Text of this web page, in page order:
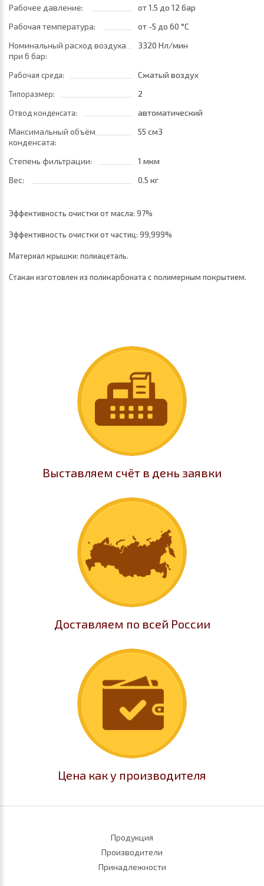
Рабочее давление: от 1.5 до 12 бар
Рабочая температура:
от -5 до 60 °C
Номинальный расход воздуха
при 6 бар:
3320 Нл/мин
Рабочая среда: Сжатый воздух
Типоразмер: 2
Отвод конденсата:
автоматический
Максимальный объём
конденсата:
55 см3
Степень фильтрации:
1 мкм
Вес:
0.5 кг
Эффективность очистки от масла: 97%
Эффективность очистки от частиц: 99,999%
Материал крышки: полиацеталь.
Стакан изготовлен из поликарбоната с полимерным покрытием.
Выставляем счёт в день заявки
Доставляем по всей России
Цена как у производителя
Продукция
Производители
Принадлежности